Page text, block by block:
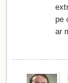
pe
ar